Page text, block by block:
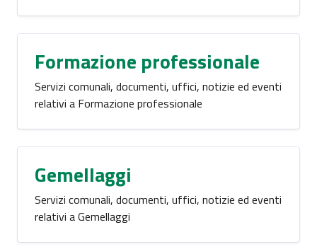
Formazione professionale
Servizi comunali, documenti, uffici, notizie ed eventi
relativi a Formazione professionale
Gemellaggi
Servizi comunali, documenti, uffici, notizie ed eventi
relativi a Gemellaggi